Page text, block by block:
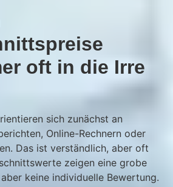
oft in die Irre
sich zunächst an
Online-Rechnern oder
Das ist verständlich, aber oft
zeigen eine grobe
keine individuelle Bewertung.